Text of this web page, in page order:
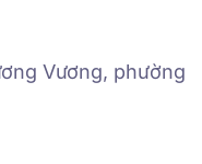
Vương, phường